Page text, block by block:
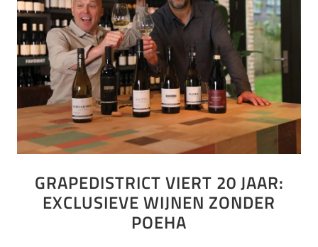
GRAPEDISTRICT VIERT 20 JAAR:
EXCLUSIEVE WIJNEN ZONDER
POEHA